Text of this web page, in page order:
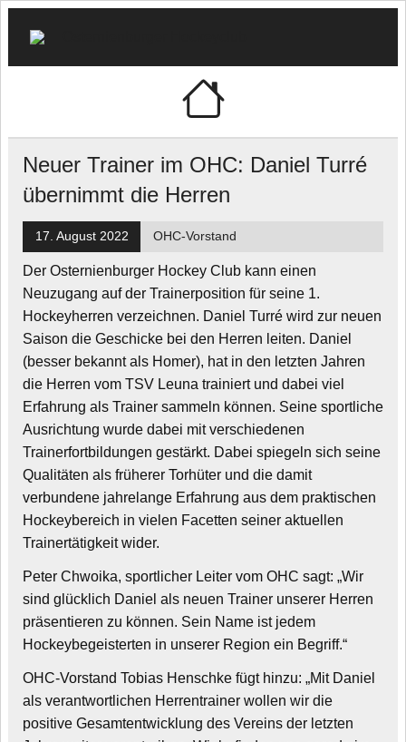
Skip
content
Neuer Trainer im OHC: Daniel Turré
übernimmt die Herren
17. August 2022 OHC-Vorstand
Der Osternienburger Hockey Club kann einen
Neuzugang auf der Trainerposition für seine 1.
Hockeyherren verzeichnen. Daniel Turré wird zur neuen
Saison die Geschicke bei den Herren leiten. Daniel
(besser bekannt als Homer), hat in den letzten Jahren
die Herren vom TSV Leuna trainiert und dabei viel
Erfahrung als Trainer sammeln können. Seine sportliche
Ausrichtung wurde dabei mit verschiedenen
Trainerfortbildungen gestärkt. Dabei spiegeln sich seine
Qualitäten als früherer Torhüter und die damit
verbundene jahrelange Erfahrung aus dem praktischen
Hockeybereich in vielen Facetten seiner aktuellen
Trainertätigkeit wider.
Peter Chwoika, sportlicher Leiter vom OHC sagt: „Wir
sind glücklich Daniel als neuen Trainer unserer Herren
präsentieren zu können. Sein Name ist jedem
Hockeybegeisterten in unserer Region ein Begriff.“
OHC-Vorstand Tobias Henschke fügt hinzu: „Mit Daniel
als verantwortlichen Herrentrainer wollen wir die
positive Gesamtentwicklung des Vereins der letzten